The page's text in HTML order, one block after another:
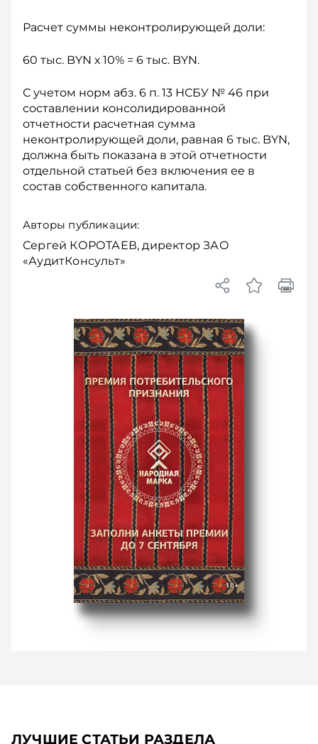
Расчет суммы неконтролирующей доли:
60 тыс. BYN х 10% = 6 тыс. BYN.
С учетом норм абз. 6 п. 13 НСБУ № 46 при
составлении консолидированной
отчетности расчетная сумма
неконтролирующей доли, равная 6 тыс. BYN,
должна быть показана в этой отчетности
отдельной статьей без включения ее в
состав собственного капитала.
Авторы публикации:
Сергей КОРОТАЕВ, директор ЗАО
«АудитКонсульт»
ЛУЧШИЕ СТАТЬИ РАЗДЕЛА